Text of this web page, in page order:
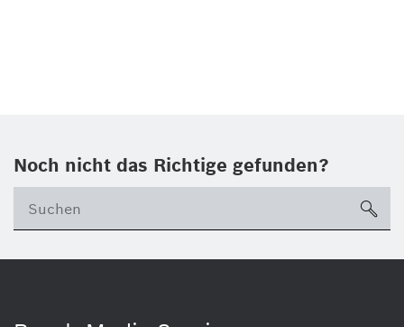
Noch nicht das Richtige gefunden?